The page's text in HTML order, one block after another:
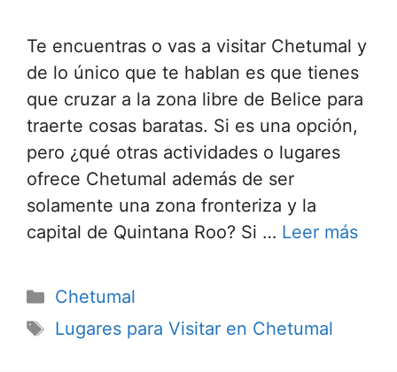
Te encuentras o vas a visitar Chetumal y
de lo único que te hablan es que tienes
que cruzar a la zona libre de Belice para
traerte cosas baratas. Si es una opción,
pero ¿qué otras actividades o lugares
ofrece Chetumal además de ser
solamente una zona fronteriza y la
capital de Quintana Roo? Si … Leer más
Categorías
Chetumal
Etiquetas
Lugares para Visitar en Chetumal